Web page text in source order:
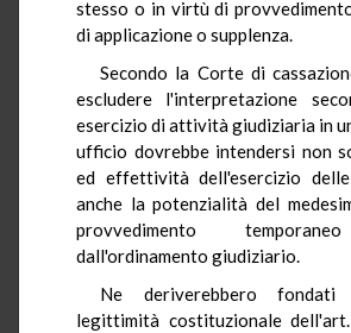
stesso o in virtù di
di applicazione o supplenza.
Secondo la Corte di
escludere l'interpretazione
esercizio di attività giudiziaria in
ufficio dovrebbe intendersi non
ed effettività dell'esercizio
anche la potenzialità del
provvedimento
dall'ordinamento giudiziario.
Ne deriverebbero fondati
legittimità costituzionale